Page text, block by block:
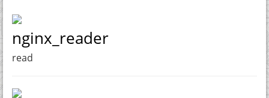
nginx_reader
read